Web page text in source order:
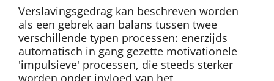
Verslavingsgedrag kan beschreven worden
als een gebrek aan balans tussen twee
verschillende typen processen: enerzijds
automatisch in gang gezette motivationele
'impulsieve' processen, die steeds sterker
worden onder invloed van het